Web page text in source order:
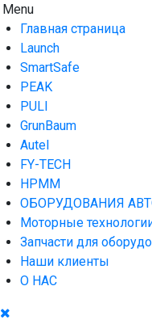
Skip
to
content
AUTO HOUSE
Технологии
Launch в Армении,Launch
Menu
Главная страница
Launch
SmartSafe
PEAK
PULI
GrunBaum
Autel
FY-TECH
HPMM
ОБОРУДОВАНИЯ
Моторные
Запчасти для
Наши клиенты
О НАС